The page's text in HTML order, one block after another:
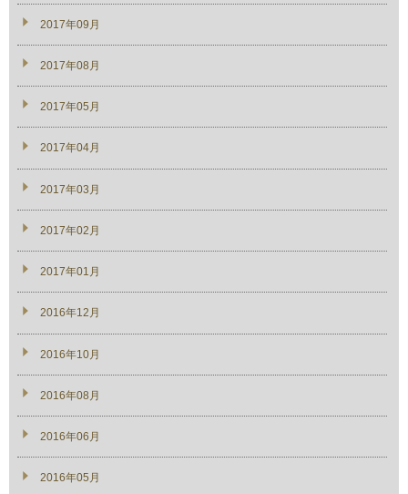
2017年09月
2017年08月
2017年05月
2017年04月
2017年03月
2017年02月
2017年01月
2016年12月
2016年10月
2016年08月
2016年06月
2016年05月